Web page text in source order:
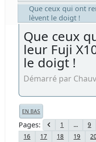
Que ceux qui ont
lèvent le doigt !
Que ceux
leur Fuji
le doigt !
Démarré par
EN BAS
Pages 1 ... 9
16
17 18 19